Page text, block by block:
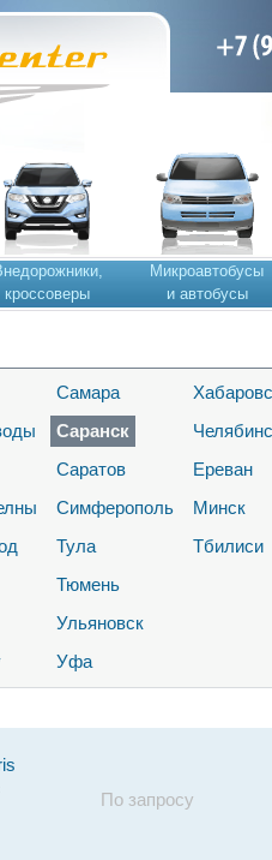
кроссоверы
Микроавтобусы
и автобусы
Самара
Саранск
Саратов
Ереван
Симферополь
Минск
Тула
Тбилиси
Тюмень
Ульяновск
Уфа
По запросу